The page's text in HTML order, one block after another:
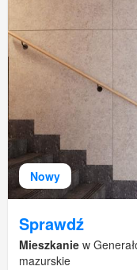
Nowy
Sprawdź
Mieszkanie w
mazurskie